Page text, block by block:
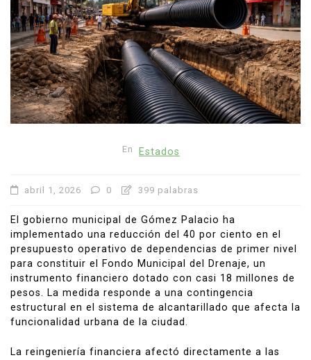
En Estados
abril 1, 2026 0 399 palabras
El gobierno municipal de Gómez Palacio ha
implementado una reducción del 40 por ciento en el
presupuesto operativo de dependencias de primer nivel
para constituir el Fondo Municipal del Drenaje, un
instrumento financiero dotado con casi 18 millones de
pesos. La medida responde a una contingencia
estructural en el sistema de alcantarillado que afecta la
funcionalidad urbana de la ciudad.
La reingeniería financiera afectó directamente a las